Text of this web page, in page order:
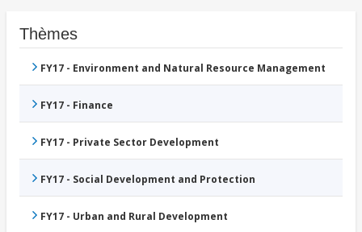
Thèmes
FY17 - Environment and Natural Resource Management
FY17 - Finance
FY17 - Private Sector Development
FY17 - Social Development and Protection
FY17 - Urban and Rural Development